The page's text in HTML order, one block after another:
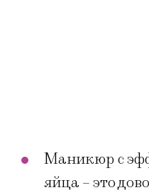
Маникюр с
яйца – это